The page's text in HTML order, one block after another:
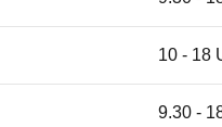
10 - 18
9.30 -